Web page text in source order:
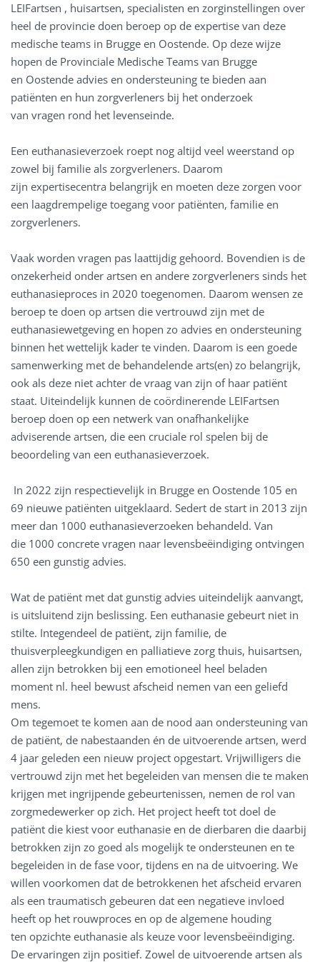
LEIFartsen , huisartsen, specialisten en zorginstellingen over
heel de provincie doen beroep op de expertise van deze
medische teams in Brugge en Oostende. Op deze wijze
hopen de Provinciale Medische Teams van Brugge
en Oostende advies en ondersteuning te bieden aan
patiënten en hun zorgverleners bij het onderzoek
van vragen rond het levenseinde.
Een euthanasieverzoek roept nog altijd veel weerstand op
zowel bij familie als zorgverleners. Daarom
zijn expertisecentra belangrijk en moeten deze zorgen voor
een laagdrempelige toegang voor patiënten, familie en
zorgverleners.
Vaak worden vragen pas laattijdig gehoord. Bovendien is de
onzekerheid onder artsen en andere zorgverleners sinds het
euthanasieproces in 2020 toegenomen. Daarom wensen ze
beroep te doen op artsen die vertrouwd zijn met de
euthanasiewetgeving en hopen zo advies en ondersteuning
binnen het wettelijk kader te vinden. Daarom is een goede
samenwerking met de behandelende arts(en) zo belangrijk,
ook als deze niet achter de vraag van zijn of haar patiënt
staat. Uiteindelijk kunnen de coördinerende LEIFartsen
beroep doen op een netwerk van onafhankelijke
adviserende artsen, die een cruciale rol spelen bij de
beoordeling van een euthanasieverzoek.
In 2022 zijn respectievelijk in Brugge en Oostende 105 en
69 nieuwe patiënten uitgeklaard. Sedert de start in 2013 zijn
meer dan 1000 euthanasieverzoeken behandeld. Van
die 1000 concrete vragen naar levensbeëindiging ontvingen
650 een gunstig advies.
Wat de patiënt met dat gunstig advies uiteindelijk aanvangt,
is uitsluitend zijn beslissing. Een euthanasie gebeurt niet in
stilte. Integendeel de patiënt, zijn familie, de
thuisverpleegkundigen en palliatieve zorg thuis, huisartsen,
allen zijn betrokken bij een emotioneel heel beladen
moment nl. heel bewust afscheid nemen van een geliefd
mens.
Om tegemoet te komen aan de nood aan ondersteuning van
de patiënt, de nabestaanden én de uitvoerende artsen, werd
4 jaar geleden een nieuw project opgestart. Vrijwilligers die
vertrouwd zijn met het begeleiden van mensen die te maken
krijgen met ingrijpende gebeurtenissen, nemen de rol van
zorgmedewerker op zich. Het project heeft tot doel de
patiënt die kiest voor euthanasie en de dierbaren die daarbij
betrokken zijn zo goed als mogelijk te ondersteunen en te
begeleiden in de fase voor, tijdens en na de uitvoering. We
willen voorkomen dat de betrokkenen het afscheid ervaren
als een traumatisch gebeuren dat een negatieve invloed
heeft op het rouwproces en op de algemene houding
ten opzichte euthanasie als keuze voor levensbeëindiging.
De ervaringen zijn positief. Zowel de uitvoerende artsen als